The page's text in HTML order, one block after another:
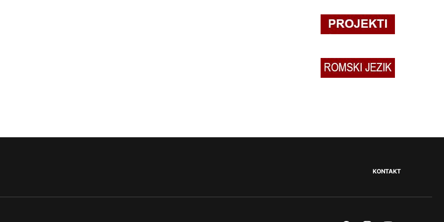
KONTAKT